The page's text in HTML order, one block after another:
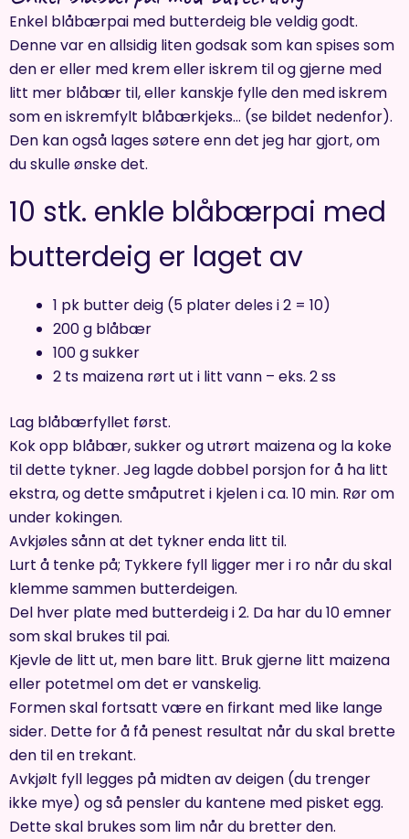
Enkel blåbærpai med butterdeig ble veldig godt.
Denne var en allsidig liten godsak som kan spises som
den er eller med krem eller iskrem til og gjerne med
litt mer blåbær til, eller kanskje fylle den med iskrem
som en iskremfylt blåbærkjeks… (se bildet nedenfor).
Den kan også lages søtere enn det jeg har gjort, om
du skulle ønske det.
10 stk. enkle blåbærpai med
butterdeig er laget av
1 pk butter deig (5 plater deles i 2 = 10)
200 g blåbær
100 g sukker
2 ts maizena rørt ut i litt vann – eks. 2 ss
Lag blåbærfyllet først.
Kok opp blåbær, sukker og utrørt maizena og la koke
til dette tykner. Jeg lagde dobbel porsjon for å ha litt
ekstra, og dette småputret i kjelen i ca. 10 min. Rør om
under kokingen.
Avkjøles sånn at det tykner enda litt til.
Lurt å tenke på; Tykkere fyll ligger mer i ro når du skal
klemme sammen butterdeigen.
Del hver plate med butterdeig i 2. Da har du 10 emner
som skal brukes til pai.
Kjevle de litt ut, men bare litt. Bruk gjerne litt maizena
eller potetmel om det er vanskelig.
Formen skal fortsatt være en firkant med like lange
sider. Dette for å få penest resultat når du skal brette
den til en trekant.
Avkjølt fyll legges på midten av deigen (du trenger
ikke mye) og så pensler du kantene med pisket egg.
Dette skal brukes som lim når du bretter den.